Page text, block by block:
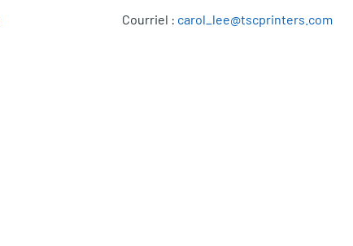
Courriel : carol_lee@tscprinters.com